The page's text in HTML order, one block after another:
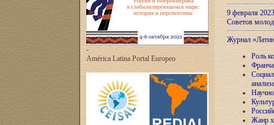
-
América Latina Portal Europeo
9 февраля
Советов
Журнал
Роль
анализа
Жанр